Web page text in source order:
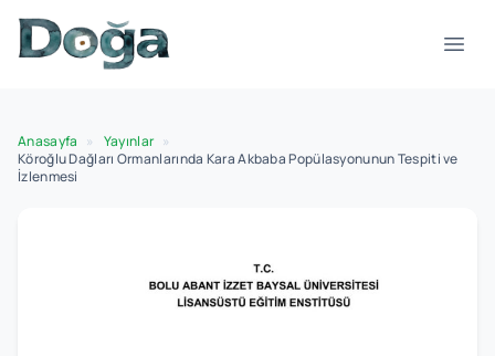
İçeriğe geç
Anasayfa » Yayınlar »
Köroğlu Dağları Ormanlarında Kara Akbaba Popülasyonunun Tespiti ve
İzlenmesi